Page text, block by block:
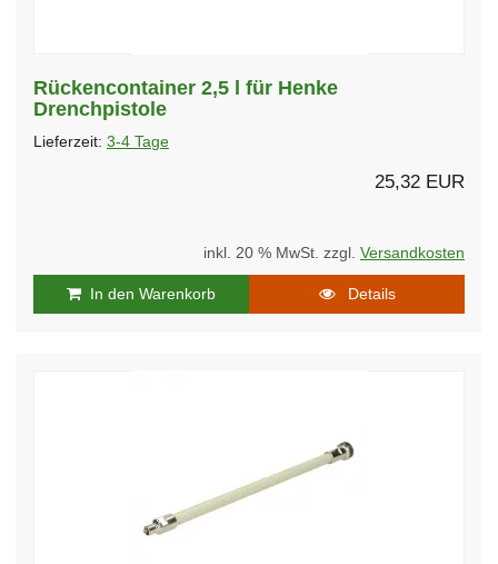
Rückencontainer 2,5 l für Henke
Drenchpistole
Lieferzeit: 3-4 Tage
25,32 EUR
inkl. 20 % MwSt. zzgl. Versandkosten
In den Warenkorb Details